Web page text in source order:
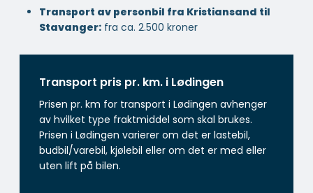
Transport av personbil fra Kristiansand til
Stavanger: fra ca. 2.500 kroner
Transport pris pr. km. i Lødingen
Prisen pr. km for transport i Lødingen avhenger
av hvilket type fraktmiddel som skal brukes.
Prisen i Lødingen varierer om det er lastebil,
budbil/varebil, kjølebil eller om det er med eller
uten lift på bilen.